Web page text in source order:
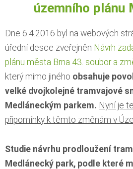
územního plánu
Dne 6.4.2016 byl na webových
úřední desce zveřejněn Návrh
plánu města Brna 43. soubor a
který mimo jiného obsahuje
velké dvojkolejné tramvajové
Medláneckým parkem. Nyní je
připomínky k těmto změnám v
Studie návrhu prodloužení
Medlánecký park, podle které